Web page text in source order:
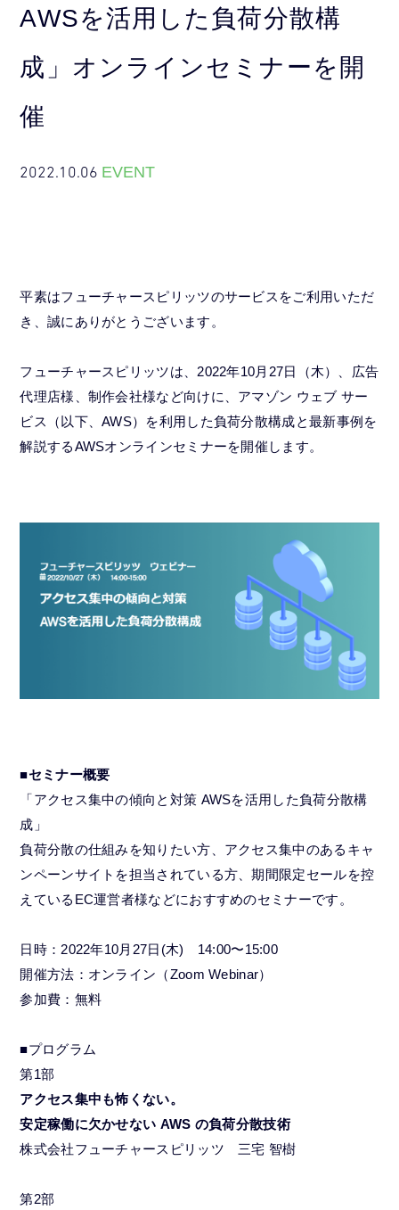
AWSを活用した負荷分散構
成」オンラインセミナーを開
催
2022.10.06 EVENT
平素はフューチャースピリッツのサービスをご利用いただ
き、誠にありがとうございます。
フューチャースピリッツは、2022年10月27日（木）、広告
代理店様、制作会社様など向けに、アマゾン ウェブ サー
ビス（以下、AWS）を利用した負荷分散構成と最新事例を
解説するAWSオンラインセミナーを開催します。
■セミナー概要
「アクセス集中の傾向と対策 AWSを活用した負荷分散構
成」
負荷分散の仕組みを知りたい方、アクセス集中のあるキャ
ンペーンサイトを担当されている方、期間限定セールを控
えているEC運営者様などにおすすめのセミナーです。
日時：2022年10月27日(木) 14:00〜15:00
開催方法：オンライン（Zoom Webinar）
参加費：無料
■プログラム
第1部
アクセス集中も怖くない。
安定稼働に欠かせない AWS の負荷分散技術
株式会社フューチャースピリッツ 三宅 智樹
第2部